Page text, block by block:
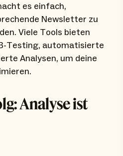
es einfach,
Newsletter zu
Viele Tools bieten
Testing, automatisierte
Analysen, um deine
Analyse ist